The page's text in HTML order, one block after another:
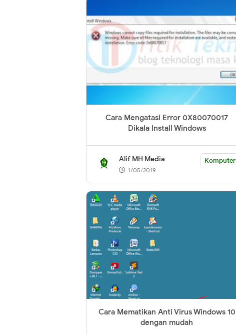
Cara Mengatasi Error 0X80070017
Dikala Install Windows
Alif MH Media
1/05/2019
Komputer
Cara Mematikan Anti Virus Windows 10
dengan mudah